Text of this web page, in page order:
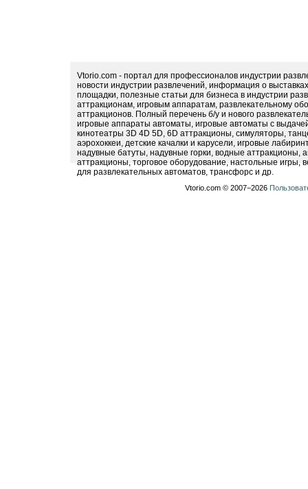
Vtorio.com - портал для профессионалов индустрии
новости индустрии развлечений, информация о
площадки, полезные статьи для бизнеса в индустрии
аттракционам, игровым аппаратам, развлекательному
аттракционов. Полный перечень б/у и нового
игровые аппараты автоматы, игровые автоматы с
кинотеатры 3D 4D 5D, 6D аттракционы, симуляторы,
аэрохоккеи, детские качалки и карусели, игровые
надувные батуты, надувные горки, водные
аттракционы, торговое оборудование, настольные игры,
для развлекательных автоматов, трансфорс и др.
Vtorio.com © 2007−2026